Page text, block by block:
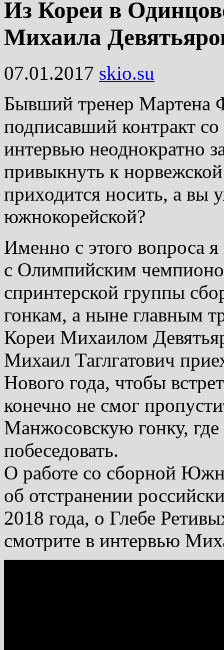
Из Кореи в
Михаила
07.01.2017 skio.su
Бывший тренер Мартена
подписавший контракт
интервью неоднократно
привыкнуть к
приходится носить, а вы
южнокорейской?
Именно с этого вопроса
с Олимпийским
спринтерской группы
гонкам, а ныне главным
Кореи Михаилом
Михаил Таглгатович
Нового года, чтобы
конечно не смог
Манжосовскую гонку,
побеседовать.
О работе со сборной
об отстранении
2018 года, о Глебе
смотрите в интервью